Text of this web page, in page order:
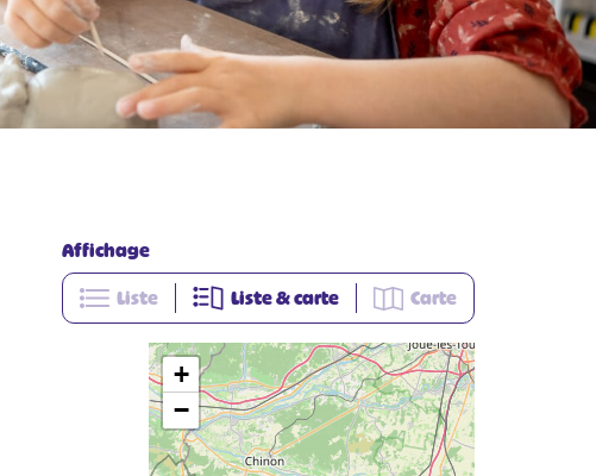
Affichage
Liste
Liste & carte Carte
+
−